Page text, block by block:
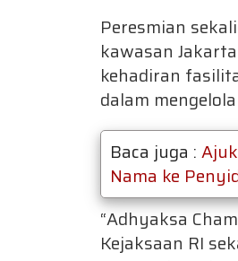
Peresmian
kawasan
kehadiran
dalam
Baca juga :
Nama ke
“Adhyaksa
Kejaksaan RI